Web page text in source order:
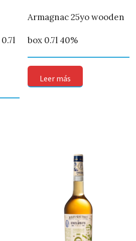
Armagnac 25yo wooden
box 0.7l 40%
Leer más